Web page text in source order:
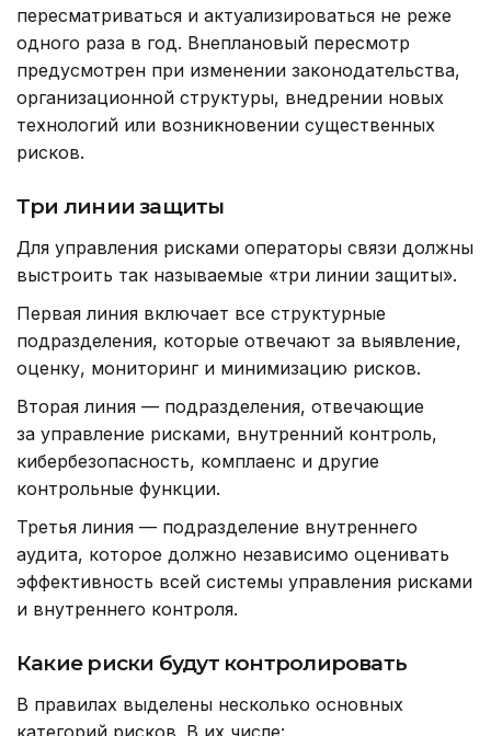
пересматриваться и актуализироваться не реже
одного раза в год. Внеплановый пересмотр
предусмотрен при изменении законодательства,
организационной структуры, внедрении новых
технологий или возникновении существенных
рисков.
Три линии защиты
Для управления рисками операторы связи должны
выстроить так называемые «три линии защиты».
Первая линия включает все структурные
подразделения, которые отвечают за выявление,
оценку, мониторинг и минимизацию рисков.
Вторая линия — подразделения, отвечающие
за управление рисками, внутренний контроль,
кибербезопасность, комплаенс и другие
контрольные функции.
Третья линия — подразделение внутреннего
аудита, которое должно независимо оценивать
эффективность всей системы управления рисками
и внутреннего контроля.
Какие риски будут контролировать
В правилах выделены несколько основных
категорий рисков. В их числе: